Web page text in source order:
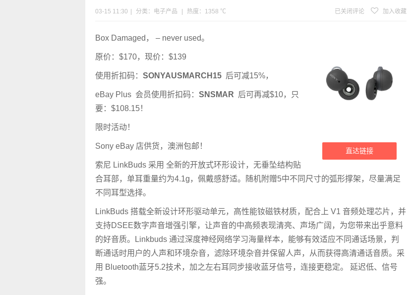
03-15 11:30 分类： 电子产品 热度：1358 ℃ 已关闭评论 加入收藏
直达链接
Box Damaged， – never used。
原价：$170，现价：$139
使用折扣码： SONYAUSMARCH15 后可减15%，
eBay Plus 会员使用折扣码： SNSMAR 后可再减$10，只
要：$108.15！
限时活动！
Sony eBay 店供货，澳洲包邮！
索尼 LinkBuds 采用 全新的开放式环形设计，无垂坠结构贴
合耳部，单耳重量约为4.1g，佩戴感舒适。随机附赠5中不同尺寸的弧形撑架，尽量满足
不同耳型选择。
LinkBuds 搭载全新设计环形驱动单元，高性能钕磁铁材质，配合上 V1 音频处理芯片，并
支持DSEE数字声音增强引擎，让声音的中高频表现清亮、声场广阔，为您带来出乎意料
的好音质。Linkbuds 通过深度神经网络学习海量样本，能够有效适应不同通话场景，判
断通话时用户的人声和环境杂音，滤除环境杂音并保留人声，从而获得高清通话音质。采
用 Bluetooth蓝牙5.2技术，加之左右耳同步接收蓝牙信号，连接更稳定。 延迟低、信号
强。